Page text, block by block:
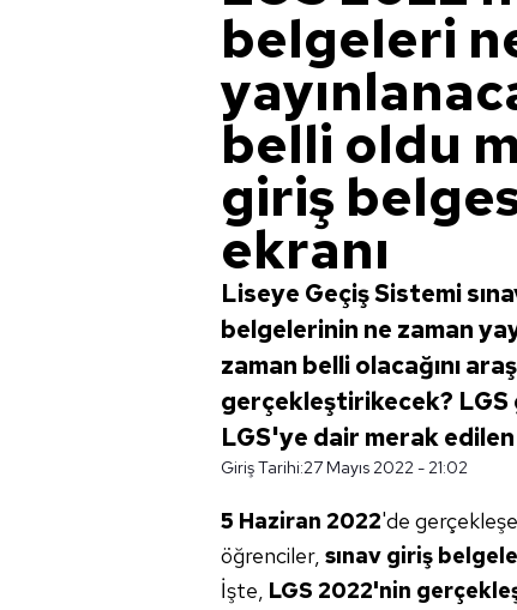
belgeleri
belli oldu
giriş
ekranı
Liseye Geçiş Sistemi
belgelerinin ne zaman
zaman belli olacağını
gerçekleştirikecek? LGS
LGS'ye dair merak
Giriş Tarihi:27 Mayıs 2022 - 21:02
5 Haziran 2022'de
öğrenciler, sınav giriş
İşte, LGS 2022'nin